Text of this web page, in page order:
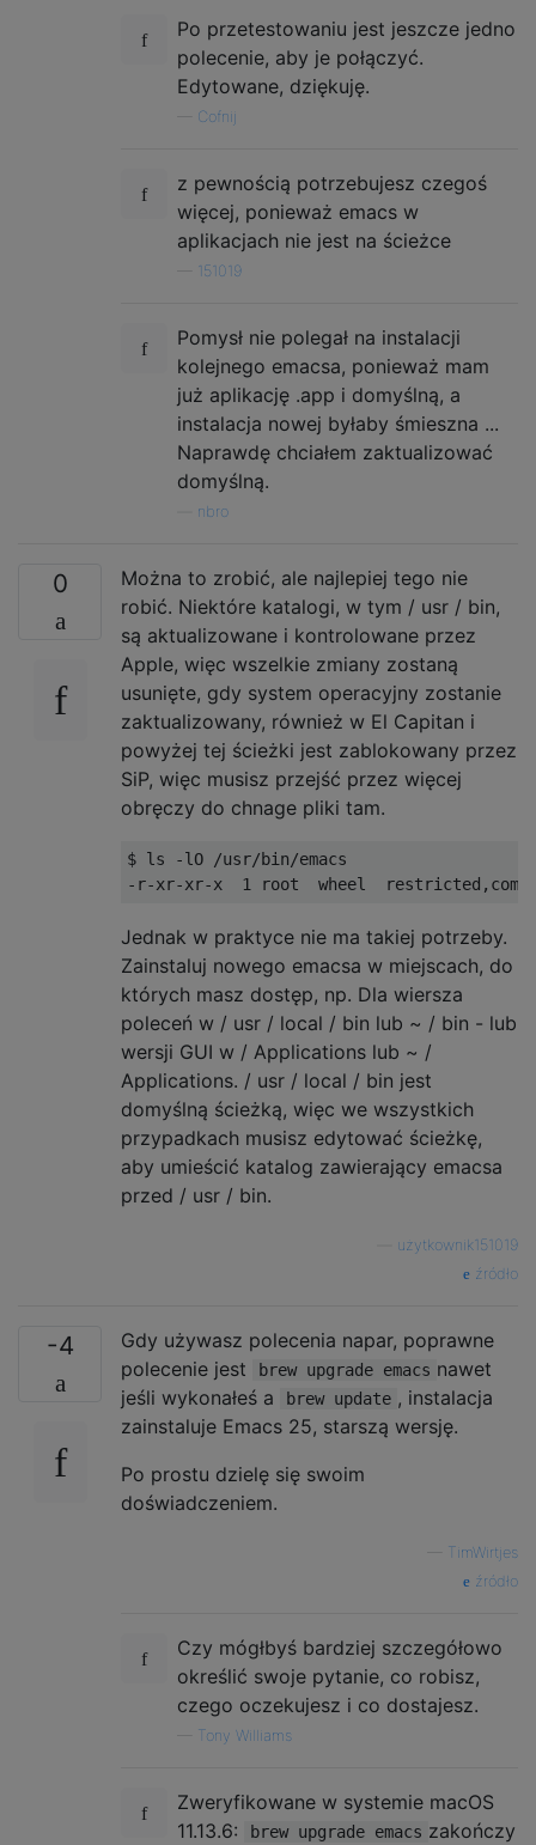
Po przetestowaniu jest jeszcze jedno
polecenie, aby je połączyć.
Edytowane, dziękuję.
Cofnij
z pewnością potrzebujesz czegoś
więcej, ponieważ emacs w
aplikacjach nie jest na ścieżce
151019
Pomysł nie polegał na instalacji
kolejnego emacsa, ponieważ mam
już aplikację .app i domyślną, a
instalacja nowej byłaby śmieszna ...
Naprawdę chciałem zaktualizować
domyślną.
nbro
0
Można to zrobić, ale najlepiej tego nie
robić. Niektóre katalogi, w tym / usr / bin,
są aktualizowane i kontrolowane przez
Apple, więc wszelkie zmiany zostaną
usunięte, gdy system operacyjny zostanie
zaktualizowany, również w El Capitan i
powyżej tej ścieżki jest zablokowany przez
SiP, więc musisz przejść przez więcej
obręczy do chnage pliki tam.
$ ls -lO /usr/bin/emacs
Jednak w praktyce nie ma takiej potrzeby.
Zainstaluj nowego emacsa w miejscach, do
których masz dostęp, np. Dla wiersza
poleceń w / usr / local / bin lub ~ / bin - lub
wersji GUI w / Applications lub ~ /
Applications. / usr / local / bin jest
domyślną ścieżką, więc we wszystkich
przypadkach musisz edytować ścieżkę,
aby umieścić katalog zawierający emacsa
przed / usr / bin.
użytkownik151019
źródło
-4
Gdy używasz polecenia napar, poprawne
polecenie jest
brew upgrade emacs nawet
jeśli wykonałeś a
brew update , instalacja
zainstaluje Emacs 25, starszą wersję.
Po prostu dzielę się swoim
doświadczeniem.
TimWirtjes
źródło
Czy mógłbyś bardziej szczegółowo
określić swoje pytanie, co robisz,
czego oczekujesz i co dostajesz.
Tony Williams
Zweryfikowane w systemie macOS
11.13.6:
brew upgrade emacs zakończy